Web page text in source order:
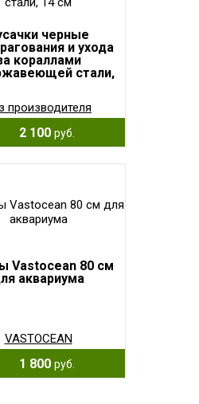
черные
и ухода
кораллами
стали,
производителя
2 100 руб.
Vastocean 80 см
аквариума
VASTOCEAN
1 800 руб.